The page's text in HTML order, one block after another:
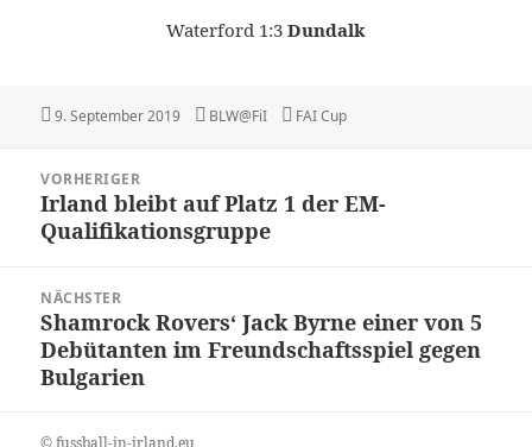
Waterford 1:3 Dundalk
Veröffentlicht
9. September 2019 Autor
BLW@FiI Kategorien
FAI Cup
VORHERIGER
Vorheriger
Beitrag:
Irland bleibt auf Platz 1 der EM-
Qualifikationsgruppe
NÄCHSTER
Nächster
Beitrag:
Shamrock Rovers‘ Jack Byrne einer von 5
Debütanten im Freundschaftsspiel gegen
Bulgarien